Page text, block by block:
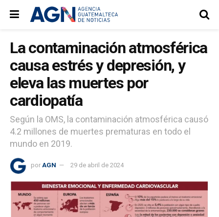
La contaminación atmosférica
causa estrés y depresión, y
eleva las muertes por
cardiopatía
Según la OMS, la contaminación atmosférica causó
4.2 millones de muertes prematuras en todo el
mundo en 2019.
por AGN 29 de abril de 2024